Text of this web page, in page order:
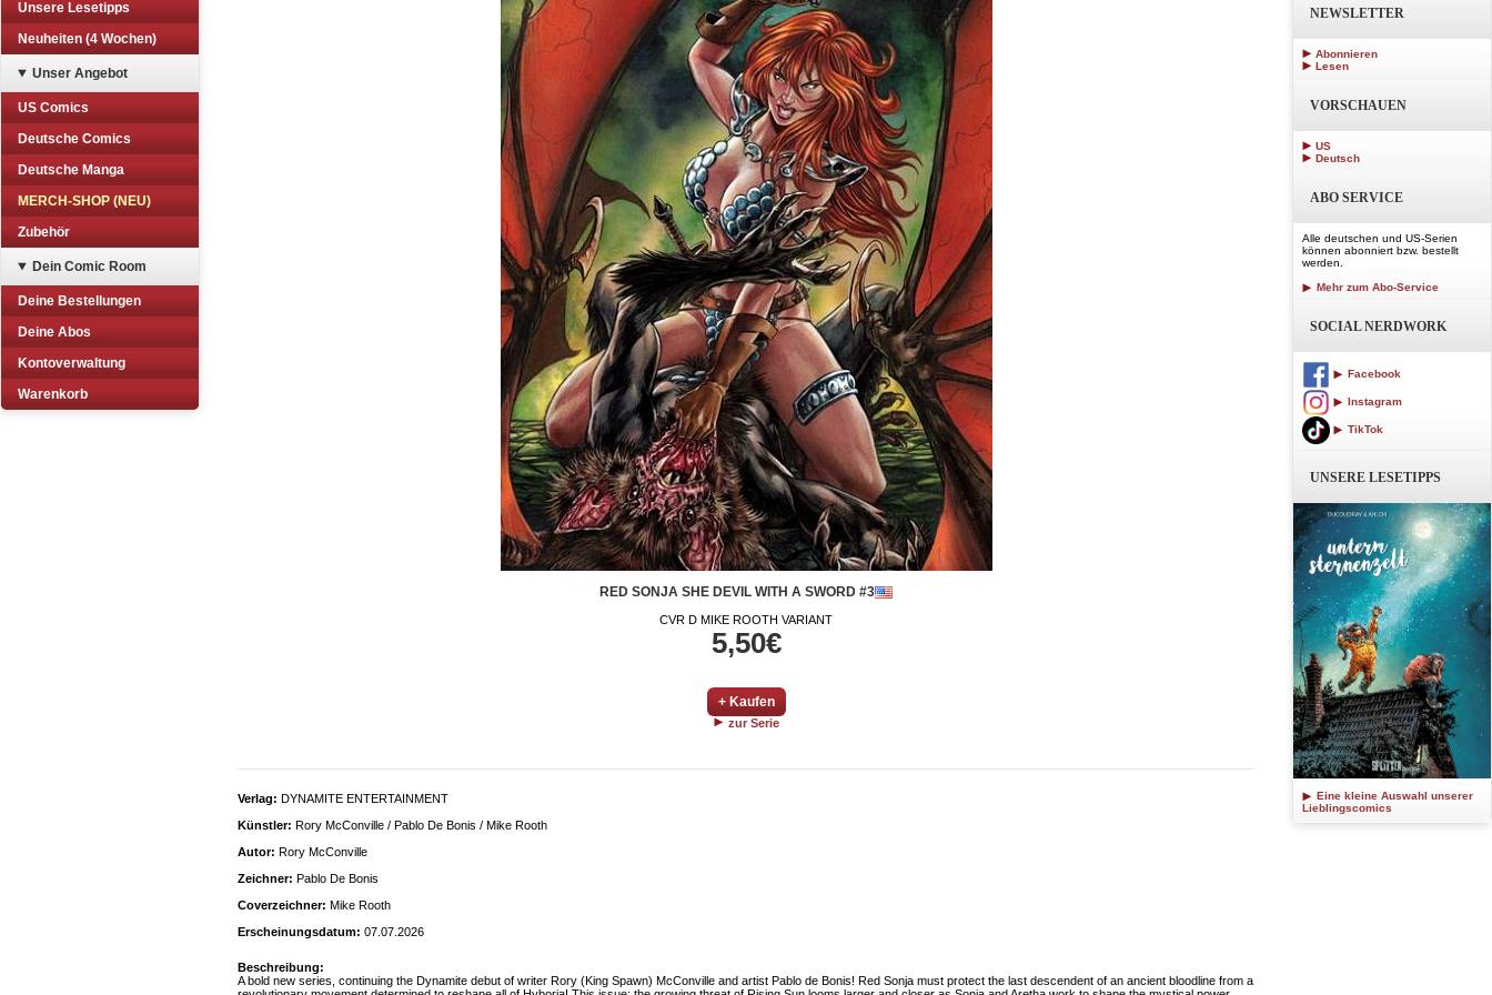
Unsere Lesetipps
Neuheiten (4 Wochen)
Unser Angebot
US Comics
Deutsche Comics
Deutsche Manga
MERCH-SHOP (NEU)
Zubehör
Dein Comic Room
Deine Bestellungen
Deine Abos
Kontoverwaltung
Warenkorb
RED SONJA SHE DEVIL WITH A SWORD #3
CVR D MIKE ROOTH VARIANT
5,50€
+ Kaufen
zur Serie
Verlag: DYNAMITE ENTERTAINMENT
Künstler: Rory McConville / Pablo De Bonis / Mike Rooth
Autor: Rory McConville
Zeichner: Pablo De Bonis
Coverzeichner: Mike Rooth
Erscheinungsdatum: 07.07.2026
Beschreibung:
A bold new series, continuing the Dynamite debut of writer Rory (King Spawn) McConville and artist Pablo de Bonis! Red Sonja must protect the last descendent of an ancient bloodline from a
NEWSLETTER
Abonnieren
Lesen
VORSCHAUEN
US
Deutsch
ABO SERVICE
Alle deutschen und US-Serien
können abonniert bzw. bestellt
werden.
Mehr zum Abo-Service
SOCIAL NERDWORK
Facebook
Instagram
TikTok
UNSERE LESETIPPS
Eine kleine Auswahl unserer
Lieblingscomics